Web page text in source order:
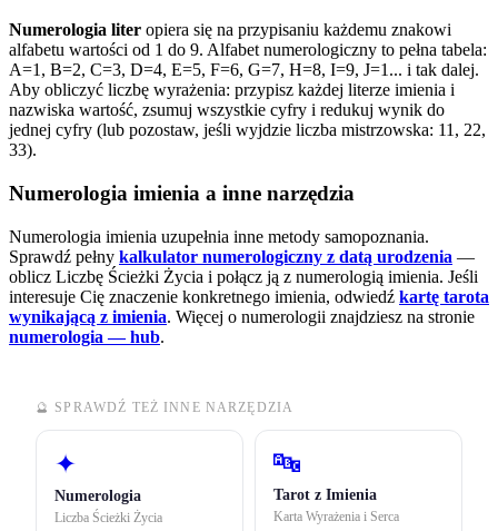
Numerologia liter opiera się na przypisaniu każdemu znakowi
alfabetu wartości od 1 do 9. Alfabet numerologiczny to pełna tabela:
A=1, B=2, C=3, D=4, E=5, F=6, G=7, H=8, I=9, J=1... i tak dalej.
Aby obliczyć liczbę wyrażenia: przypisz każdej literze imienia i
nazwiska wartość, zsumuj wszystkie cyfry i redukuj wynik do
jednej cyfry (lub pozostaw, jeśli wyjdzie liczba mistrzowska: 11, 22,
33).
Numerologia imienia a inne narzędzia
Numerologia imienia uzupełnia inne metody samopoznania.
Sprawdź pełny kalkulator numerologiczny z datą urodzenia —
oblicz Liczbę Ścieżki Życia i połącz ją z numerologią imienia. Jeśli
interesuje Cię znaczenie konkretnego imienia, odwiedź kartę tarota
wynikającą z imienia. Więcej o numerologii znajdziesz na stronie
numerologia — hub.
🔮 SPRAWDŹ TEŻ INNE NARZĘDZIA
✦
Numerologia
Liczba Ścieżki Życia
🔤
Tarot z Imienia
Karta Wyrażenia i Serca